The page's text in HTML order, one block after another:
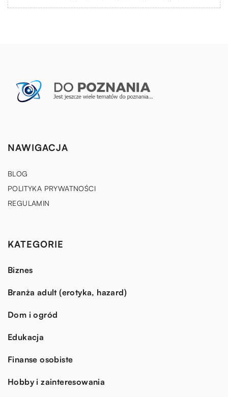
NAWIGACJA
BLOG
POLITYKA PRYWATNOŚCI
REGULAMIN
KATEGORIE
Biznes
Branża adult (erotyka, hazard)
Dom i ogród
Edukacja
Finanse osobiste
Hobby i zainteresowania